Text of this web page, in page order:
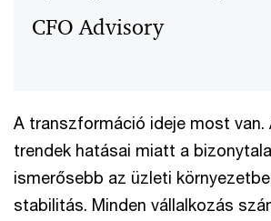
CFO Advisory
A transzformáció ideje most van.
trendek hatásai miatt a
ismerősebb az üzleti
stabilitás. Minden vállalkozás